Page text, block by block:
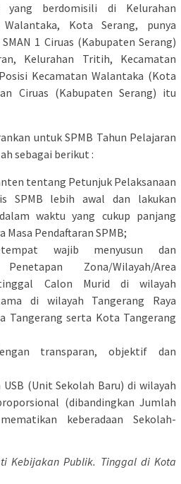
yang berdomisili di Kelurahan
Walantaka, Kota Serang, punya
1 Ciruas (Kabupaten Serang)
Kelurahan Tritih, Kecamatan
Kecamatan Walantaka (Kota
Ciruas (Kabupaten Serang) itu
untuk SPMB Tahun Pelajaran
sebagai berikut :
tentang Petunjuk Pelaksanaan
SPMB lebih awal dan lakukan
waktu yang cukup panjang
Masa Pendaftaran SPMB;
wajib menyusun dan
Zona/Wilayah/Area
Calon Murid di wilayah
di wilayah Tangerang Raya
Tangerang serta Kota Tangerang
transparan, objektif dan
(Unit Sekolah Baru) di wilayah
(dibandingkan Jumlah
keberadaan Sekolah-
Kebijakan Publik. Tinggal di Kota